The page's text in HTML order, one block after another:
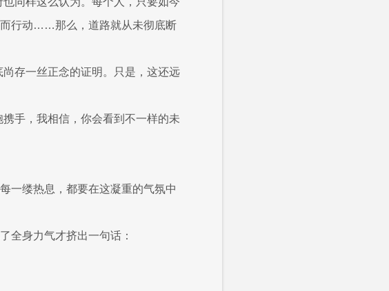
而行动……那么，道路就从未彻底断
存一丝正念的证明。只是，这还远
手，我相信，你会看到不一样的未
一缕热息，都要在这凝重的气氛中
全身力气才挤出一句话：